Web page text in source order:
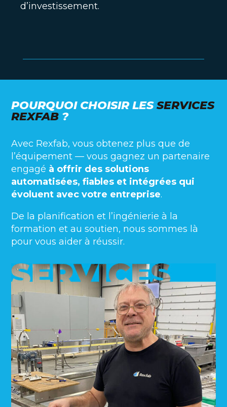
d’investissement.
POURQUOI CHOISIR LESSERVICES
REXFAB ?
Avec Rexfab, vous obtenez plus que de
l’équipement — vous gagnez un partenaire
engagé à offrir des solutions
automatisées, fiables et intégrées qui
évoluent avec votre entreprise.
De la planification et l’ingénierie à la
formation et au soutien, nous sommes là
pour vous aider à réussir.